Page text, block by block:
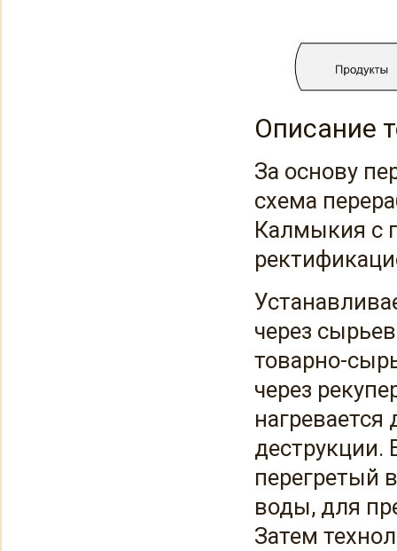
Описание
За основу
схема
Калмыкия с
через
товарно-
через
деструкции.
перегретый
воды, для
Затем